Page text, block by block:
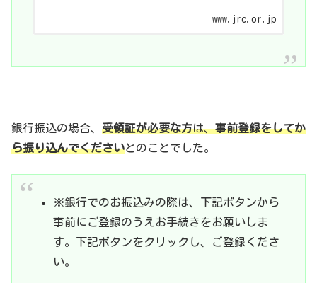
www.jrc.or.jp
銀行振込の場合、 受領証が必要な方は、事前登録をしてか
ら振り込んでくださいとのことでした。
※銀行でのお振込みの際は、下記ボタンから
事前にご登録のうえお手続きをお願いしま
す。下記ボタンをクリックし、ご登録くださ
い。